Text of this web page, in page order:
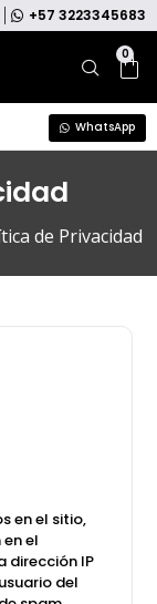
+57 3223345683
0
WhatsApp
de Privacidad
en el sitio,
el
dirección IP
del